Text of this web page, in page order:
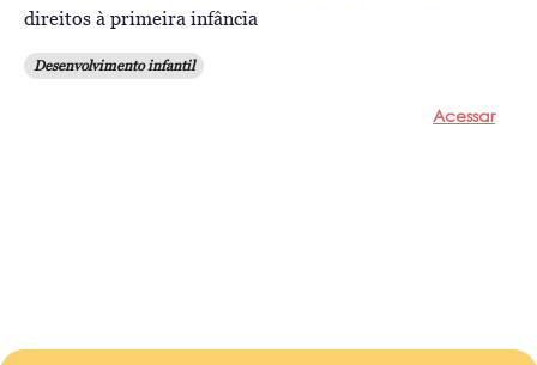
direitos à primeira infância
Desenvolvimento infantil
Acessar